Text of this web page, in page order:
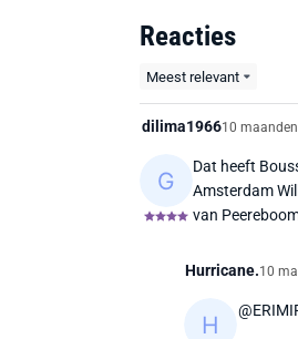
Reacties
Meest relevant
dilima196610
Dat heeft
Amsterdam
van
Hurricane.10